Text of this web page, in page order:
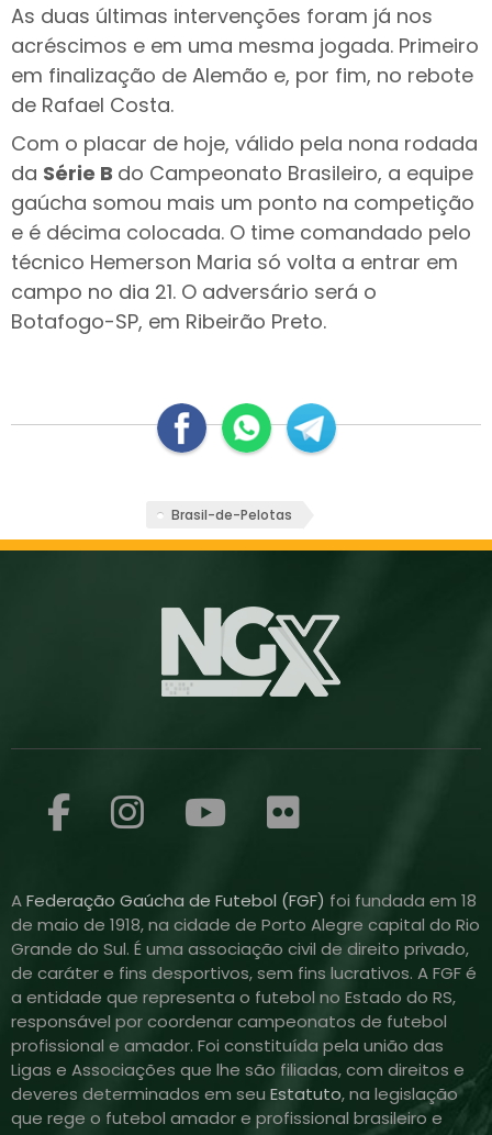
As duas últimas intervenções foram já nos
acréscimos e em uma mesma jogada. Primeiro
em finalização de Alemão e, por fim, no rebote
de Rafael Costa.
Com o placar de hoje, válido pela nona rodada
da Série B do Campeonato Brasileiro, a equipe
gaúcha somou mais um ponto na competição
e é décima colocada. O time comandado pelo
técnico Hemerson Maria só volta a entrar em
campo no dia 21. O adversário será o
Botafogo-SP, em Ribeirão Preto.
Brasil-de-Pelotas
AFederação Gaúcha de Futebol (FGF) foi fundada em 18
de maio de 1918, na cidade de Porto Alegre capital do Rio
Grande do Sul. É uma associação civil de direito privado,
de caráter e fins desportivos, sem fins lucrativos. A FGF é
a entidade que representa o futebol no Estado do RS,
responsável por coordenar campeonatos de futebol
profissional e amador. Foi constituída pela união das
Ligas e Associações que lhe são filiadas, com direitos e
deveres determinados em seu Estatuto, na legislação
que rege o futebol amador e profissional brasileiro e